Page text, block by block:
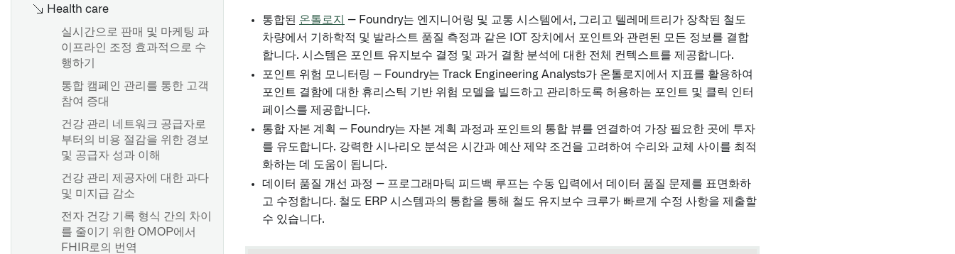
Health care
실시간으로 판매 및 마케팅 파
이프라인 조정 효과적으로 수
행하기
통합 캠페인 관리를 통한 고객
참여 증대
건강 관리 네트워크 공급자로
부터의 비용 절감을 위한 경보
및 공급자 성과 이해
건강 관리 제공자에 대한 과다
및 미지급 감소
전자 건강 기록 형식 간의 차이
를 줄이기 위한 OMOP에서
FHIR로의 번역
통합된 온톨로지
-- Foundry는 엔지니어링 및 교통 시스템에서, 그리고 텔레메트리가 장착된 철도
차량에서 기하학적 및 발라스트 품질 측정과 같은 IOT 장치에서 포인트와 관련된 모든 정보를 결합
합니다. 시스템은 포인트 유지보수 결정 및 과거 결함 분석에 대한 전체 컨텍스트를 제공합니다.
포인트 위험 모니터링 -- Foundry는 Track Engineering Analysts가 온톨로지에서 지표를 활용하여
포인트 결함에 대한 휴리스틱 기반 위험 모델을 빌드하고 관리하도록 허용하는 포인트 및 클릭 인터
페이스를 제공합니다.
통합 자본 계획 -- Foundry는 자본 계획 과정과 포인트의 통합 뷰를 연결하여 가장 필요한 곳에 투자
를 유도합니다. 강력한 시나리오 분석은 시간과 예산 제약 조건을 고려하여 수리와 교체 사이를 최적
화하는 데 도움이 됩니다.
데이터 품질 개선 과정 -- 프로그래마틱 피드백 루프는 수동 입력에서 데이터 품질 문제를 표면화하
고 수정합니다. 철도 ERP 시스템과의 통합을 통해 철도 유지보수 크루가 빠르게 수정 사항을 제출할
수 있습니다.